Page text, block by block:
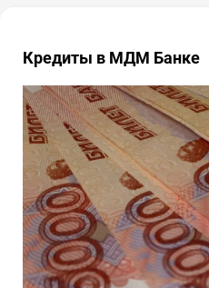
Кредиты в МДМ Банке